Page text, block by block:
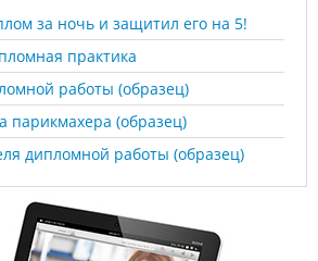
за ночь и защитил его на 5!
практика
работы (образец)
парикмахера (образец)
дипломной работы (образец)